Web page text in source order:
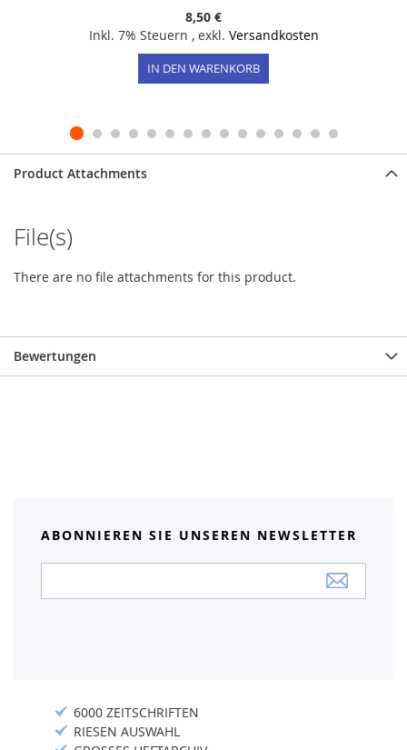
8,50 €
Inkl. 7% Steuern , exkl. Versandkosten
IN DEN WARENKORB
Product Attachments
File(s)
There are no file attachments for this product.
Bewertungen
ABONNIEREN SIE UNSEREN NEWSLETTER
Newsletter:
6000 ZEITSCHRIFTEN
RIESEN AUSWAHL